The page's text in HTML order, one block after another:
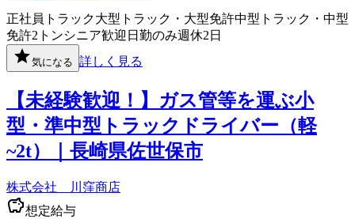
正社員 トラック大型トラック・大型免許中型トラック・中型
免許2トンシニア歓迎 日勤のみ週休2日
気になる 詳しく見る
【未経験歓迎！】ガス管等を運ぶ小
型・準中型トラックドライバー（軽
~2t）｜長崎県佐世保市
株式会社 川窪商店
想定給与